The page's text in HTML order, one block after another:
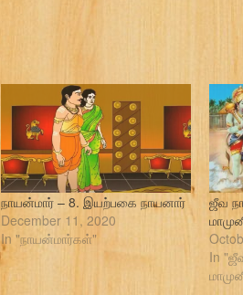
நாயன்மார் – 8. இயற்பகை நாயனார்
December 11, 2020
In "நாயன்மார்கள்"
ஜீவ
In